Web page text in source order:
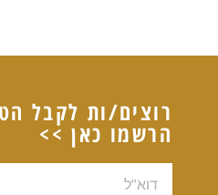
רוצים/ות לקבל
הרשמו כאן >>